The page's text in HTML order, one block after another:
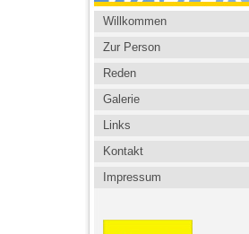
Willkommen
Zur Person
Reden
Galerie
Links
Kontakt
Impressum